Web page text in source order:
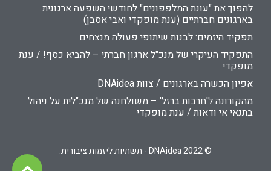
להפוך את "עונת המלפפונים" לחודשי השפעה ארגונית
בארגונים חברתיים (ענת מופקדי ואבי אסבן)
תפקיד היזמים: לבנות שיתופי פעולה מנצחים
התפקיד העיקרי של מנכ"ל ארגון חברתי – להביא כסף! / ענת
מופקדי
אפיון הכשרה בארגונים / צוות DNAidea
מהקורונה ל'חרבות ברזל' – משולחנה של מנכ"לית על ניהול
בתנאי אי ודאות / ענת מופקדי
© 2022 DNAidea - תשתיות ליזמות ציבורית.